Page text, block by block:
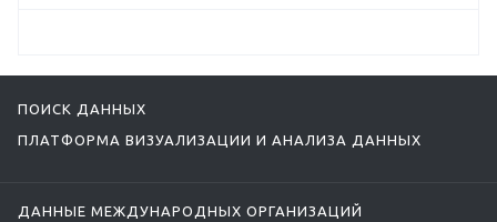
ПОИСК ДАННЫХ
ПЛАТФОРМА ВИЗУАЛИЗАЦИИ И АНАЛИЗА ДАННЫХ
ДАННЫЕ МЕЖДУНАРОДНЫХ ОРГАНИЗАЦИЙ